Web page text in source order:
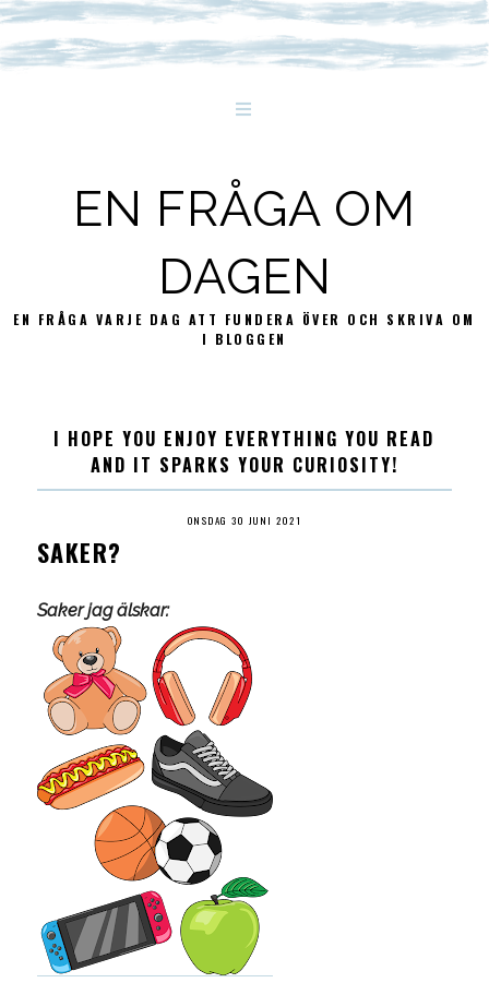
EN FRÅGA OM
DAGEN
EN FRÅGA VARJE DAG ATT FUNDERA ÖVER OCH SKRIVA OM
I BLOGGEN
I HOPE YOU ENJOY EVERYTHING YOU READ
AND IT SPARKS YOUR CURIOSITY!
ONSDAG 30 JUNI 2021
SAKER?
Saker jag älskar: